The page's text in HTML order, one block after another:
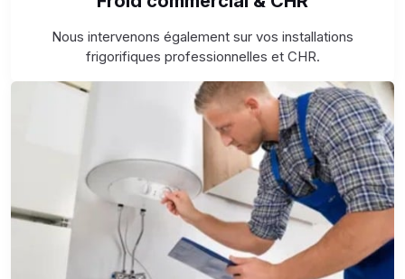
Nous intervenons également sur vos installations
frigorifiques professionnelles et CHR.